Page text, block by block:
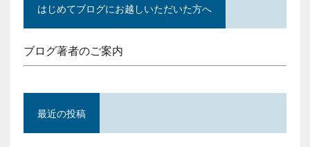
はじめてブログにお越しいただいた方へ
ブログ著者のご案内
最近の投稿